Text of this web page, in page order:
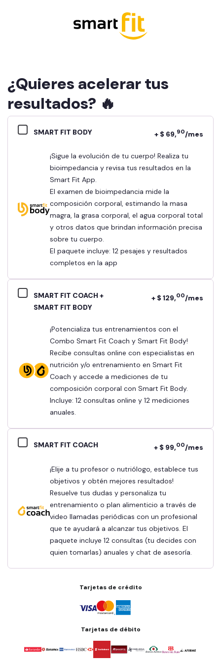
¿Quieres acelerar tus
resultados? 🔥
SMART FIT BODY + $ 69,90/mes
¡Sigue la evolución de tu cuerpo! Realiza tu
bioimpedancia y revisa tus resultados en la
Smart Fit App.
El examen de bioimpedancia mide la
composición corporal, estimando la masa
magra, la grasa corporal, el agua corporal total
y otros datos que brindan información precisa
sobre tu cuerpo.
El paquete incluye: 12 pesajes y resultados
completos en la app
SMART FIT COACH +
SMART FIT BODY
+ $ 129,00/mes
¡Potencializa tus entrenamientos con el
Combo Smart Fit Coach y Smart Fit Body!
Recibe consultas online con especialistas en
nutrición y/o entrenamiento en Smart Fit
Coach y accede a mediciones de tu
composición corporal con Smart Fit Body.
Incluye: 12 consultas online y 12 mediciones
anuales.
SMART FIT COACH + $ 99,00/mes
¡Elije a tu profesor o nutriólogo, establece tus
objetivos y obtén mejores resultados!
Resuelve tus dudas y personaliza tu
entrenamiento o plan alimenticio a través de
video llamadas periódicas con un profesional
que te ayudará a alcanzar tus objetivos. El
paquete incluye 12 consultas (tu decides con
quien tomarlas) anuales y chat de asesoría.
Tarjetas de crédito
Tarjetas de débito